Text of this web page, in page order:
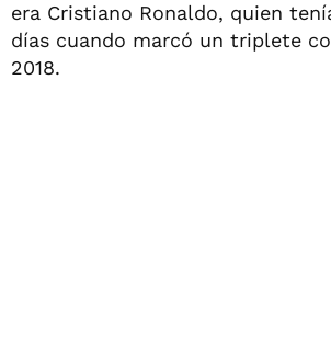
era Cristiano Ronaldo, quien
días cuando marcó un triplete
2018.